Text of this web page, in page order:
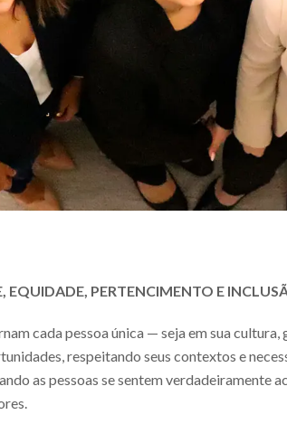
EQUIDADE, PERTENCIMENTO E
cada pessoa única — seja em sua
respeitando seus contextos e
as pessoas se sentem verdadeiramente